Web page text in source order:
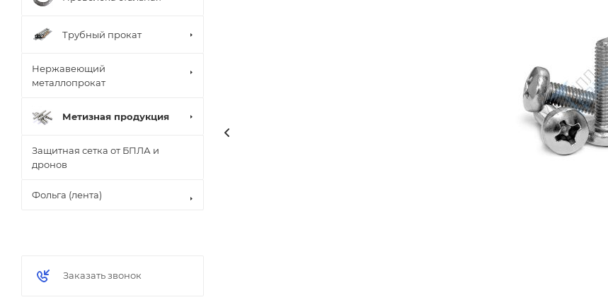
Трубный прокат
Нержавеющий
металлопрокат
Метизная продукция
Защитная сетка от БПЛА и
дронов
Фольга (лента)
Заказать звонок